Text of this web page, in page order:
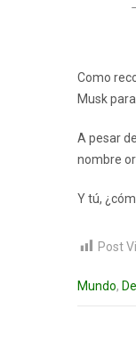
Como
Musk
A pesar
nombre
Y tú,
Post
Mundo,